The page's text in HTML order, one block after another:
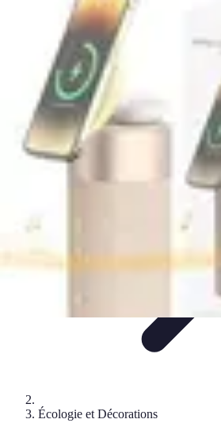
Magie de Noël
Idées et InspirationsDécorations de Noël
Traditions de Noël Traditions
Magie de Noël
Écologie et Décorations